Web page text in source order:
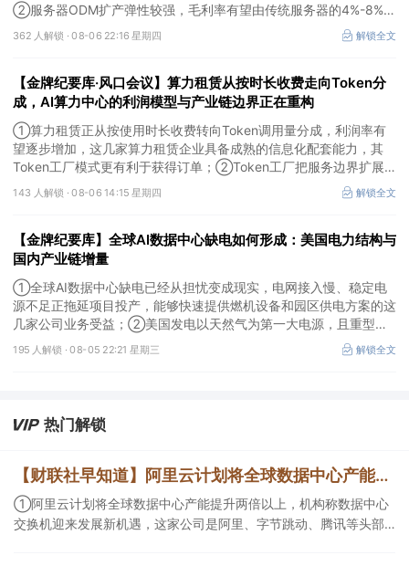
②服务器ODM扩产弹性较强，毛利率有望由传统服务器的4%-8%提
升至10%-15%，这两家公司占据整机市场的核心份额；③国产交换
芯片已经由送样验证逐步进入小批量应用，中低速率产品替代有望加
362 人解锁 ·08-06 22:16 星期四 解锁全文
【金牌纪要库·风口会议】算力租赁从按时长收费走向Token分
成，AI算力中心的利润模型与产业链边界正在重构
①算力租赁正从按使用时长收费转向Token调用量分成，利润率有
望逐步增加，这几家算力租赁企业具备成熟的信息化配套能力，其
Token工厂模式更有利于获得订单；②Token工厂把服务边界扩展
至调度、模型适配、计费和安全，这类具备网络安全配套和底层模型
适配业务的企业也会受益Token工厂建设；③高端训练卡仍受供给
143 人解锁 ·08-06 14:15 星期四 解锁全文
【金牌纪要库】全球AI数据中心缺电如何形成：美国电力结构与
国内产业链增量
①全球AI数据中心缺电已经从担忧变成现实，电网接入慢、稳定电
源不足正拖延项目投产，能够快速提供燃机设备和园区供电方案的这
几家公司业务受益；②美国发电以天然气为第一大电源，且重型燃
机更适合规模较大、持续运行的数据中心园区，透平叶片为上游主要
卡产能环节，这家国内公司已与国外燃机巨头签署多年供货协议；
195 人解锁 ·08-05 22:21 星期三 解锁全文
热门解锁
【财联社早知道】阿里云计划将全球数据中心产能提升两倍以上，这家公司是阿里、字节跳动、腾讯数据中心交换机核心供应商；上海推动算力和基础大模型扩大境外调用，支持智能体、多模态生成等模型产品出口
①阿里云计划将全球数据中心产能提升两倍以上，机构称数据中心
交换机迎来发展新机遇，这家公司是阿里、字节跳动、腾讯等头部